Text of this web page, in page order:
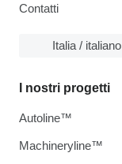
Contatti
Italia / italiano
I nostri progetti
Autoline™
Machineryline™